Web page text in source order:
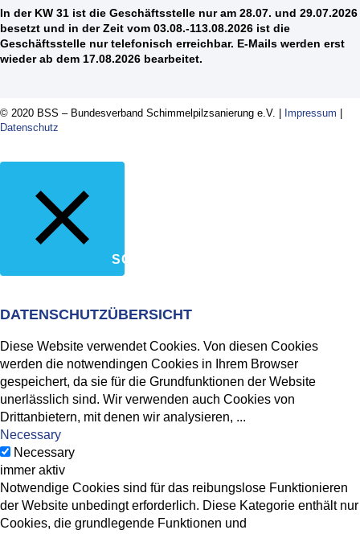
In der KW 31 ist die Geschäftsstelle nur am 28.07. und 29.07.2026
besetzt und in der Zeit vom 03.08.-113.08.2026 ist die
Geschäftsstelle nur telefonisch erreichbar. E-Mails werden erst
wieder ab dem 17.08.2026 bearbeitet.
© 2020 BSS – Bundesverband Schimmelpilzsanierung e.V. | Impressum
Datenschutz
SCHLIESSEN
DATENSCHUTZÜBERSICHT
Diese Website verwendet Cookies. Von diesen Cookies
werden die notwendingen Cookies in Ihrem Browser
gespeichert, da sie für die Grundfunktionen der Website
unerlässlich sind. Wir verwenden auch Cookies von
Drittanbietern, mit denen wir analysieren, ...
Necessary
Necessary
immer aktiv
Notwendige Cookies sind für das reibungslose Funktionieren
der Website unbedingt erforderlich. Diese Kategorie enthält nur
Cookies, die grundlegende Funktionen und